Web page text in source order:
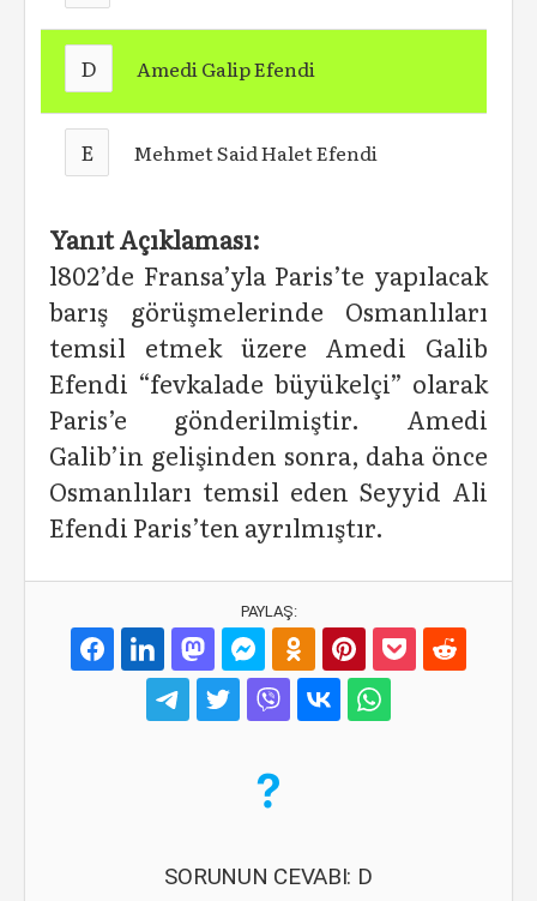
D Amedi Galip Efendi
E Mehmet Said Halet Efendi
Yanıt Açıklaması:
l802’de Fransa’yla Paris’te yapılacak
barış görüşmelerinde Osmanlıları
temsil etmek üzere Amedi Galib
Efendi “fevkalade büyükelçi” olarak
Paris’e gönderilmiştir. Amedi
Galib’in gelişinden sonra, daha önce
Osmanlıları temsil eden Seyyid Ali
Efendi Paris’ten ayrılmıştır.
PAYLAŞ:
SORUNUN CEVABI: D